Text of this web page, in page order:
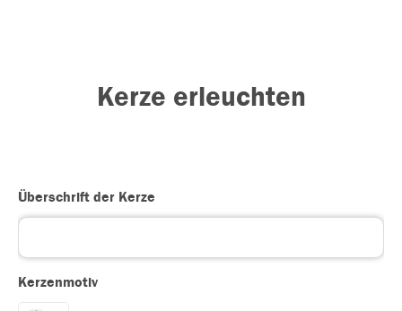
Kerze erleuchten
Überschrift der Kerze
Kerzenmotiv